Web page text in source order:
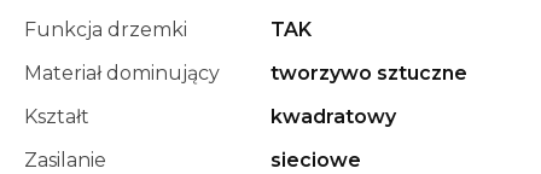
Funkcja drzemki
TAK
Materiał dominujący
tworzywo sztuczne
Kształt
kwadratowy
Zasilanie
sieciowe